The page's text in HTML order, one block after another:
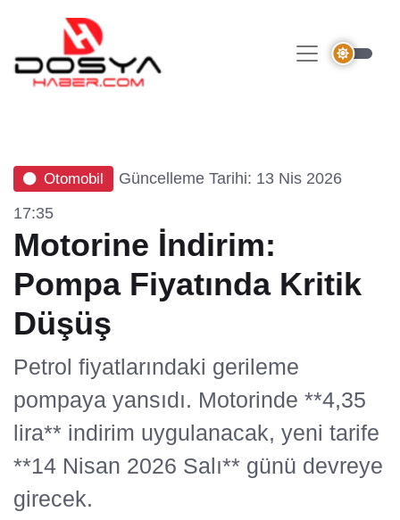
Otomobil
Güncelleme Tarihi: 13 Nis 2026
17:35
Motorine İndirim:
Pompa Fiyatında Kritik
Düşüş
Petrol fiyatlarındaki gerileme
pompaya yansıdı. Motorinde **4,35
lira** indirim uygulanacak, yeni tarife
**14 Nisan 2026 Salı** günü devreye
girecek.